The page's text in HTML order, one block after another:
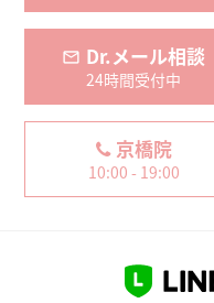
Dr.メール相談
24時間受付中
京橋院
10:00 - 19:00